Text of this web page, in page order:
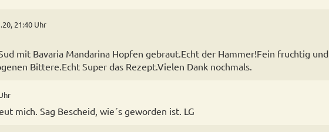
21:40 Uhr
mit Bavaria Mandarina Hopfen gebraut.Echt der Hammer!Fein fruchtig und
Bittere.Echt Super das Rezept.Vielen Dank nochmals.